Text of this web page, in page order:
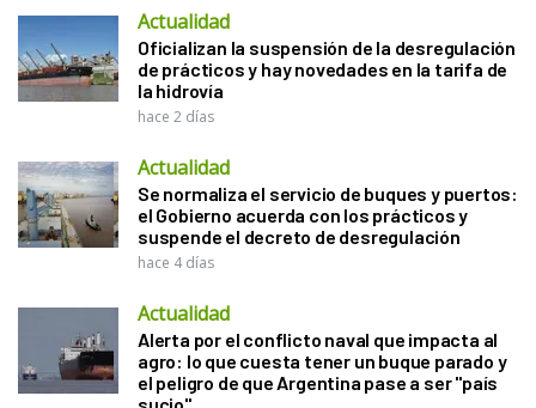
Actualidad
Oficializan la suspensión de la desregulación
de prácticos y hay novedades en la tarifa de
la hidrovía
hace 2 días
Actualidad
Se normaliza el servicio de buques y puertos:
el Gobierno acuerda con los prácticos y
suspende el decreto de desregulación
hace 4 días
Actualidad
Alerta por el conflicto naval que impacta al
agro: lo que cuesta tener un buque parado y
el peligro de que Argentina pase a ser "país